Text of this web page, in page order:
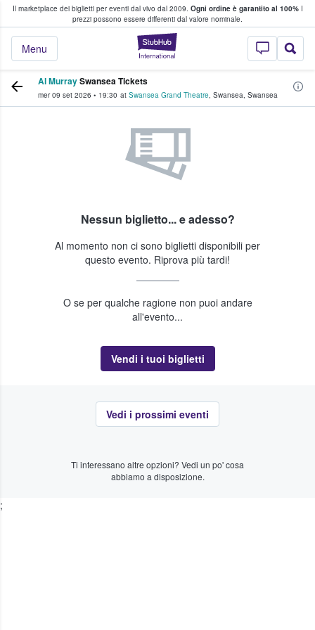
Il marketplace dei biglietti per eventi dal vivo dal 2009. Ogni ordine è garantito al 100%I
prezzi possono essere differenti dal valore nominale.
StubHub - Dove
Menu
fan comprano e vendono biglietti
Al MurraySwansea Tickets
mer 09 set 2026 • 19:30 at Swansea Grand Theatre, Swansea, Swansea
Nessun biglietto... e adesso?
Al momento non ci sono biglietti disponibili per
questo evento. Riprova più tardi!
O se per qualche ragione non puoi andare
all'evento...
Vendi i tuoi biglietti
Vedi i prossimi eventi
Ti interessano altre opzioni? Vedi un po' cosa
abbiamo a disposizione.
;